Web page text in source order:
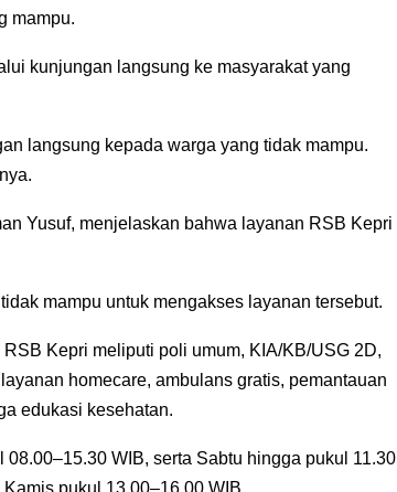
mampu.
kunjungan langsung ke masyarakat yang
langsung kepada warga yang tidak mampu.
Yusuf, menjelaskan bahwa layanan RSB Kepri
mampu untuk mengakses layanan tersebut.
Kepri meliputi poli umum, KIA/KB/USG 2D,
homecare, ambulans gratis, pemantauan
edukasi kesehatan.
WIB, serta Sabtu hingga pukul 11.30